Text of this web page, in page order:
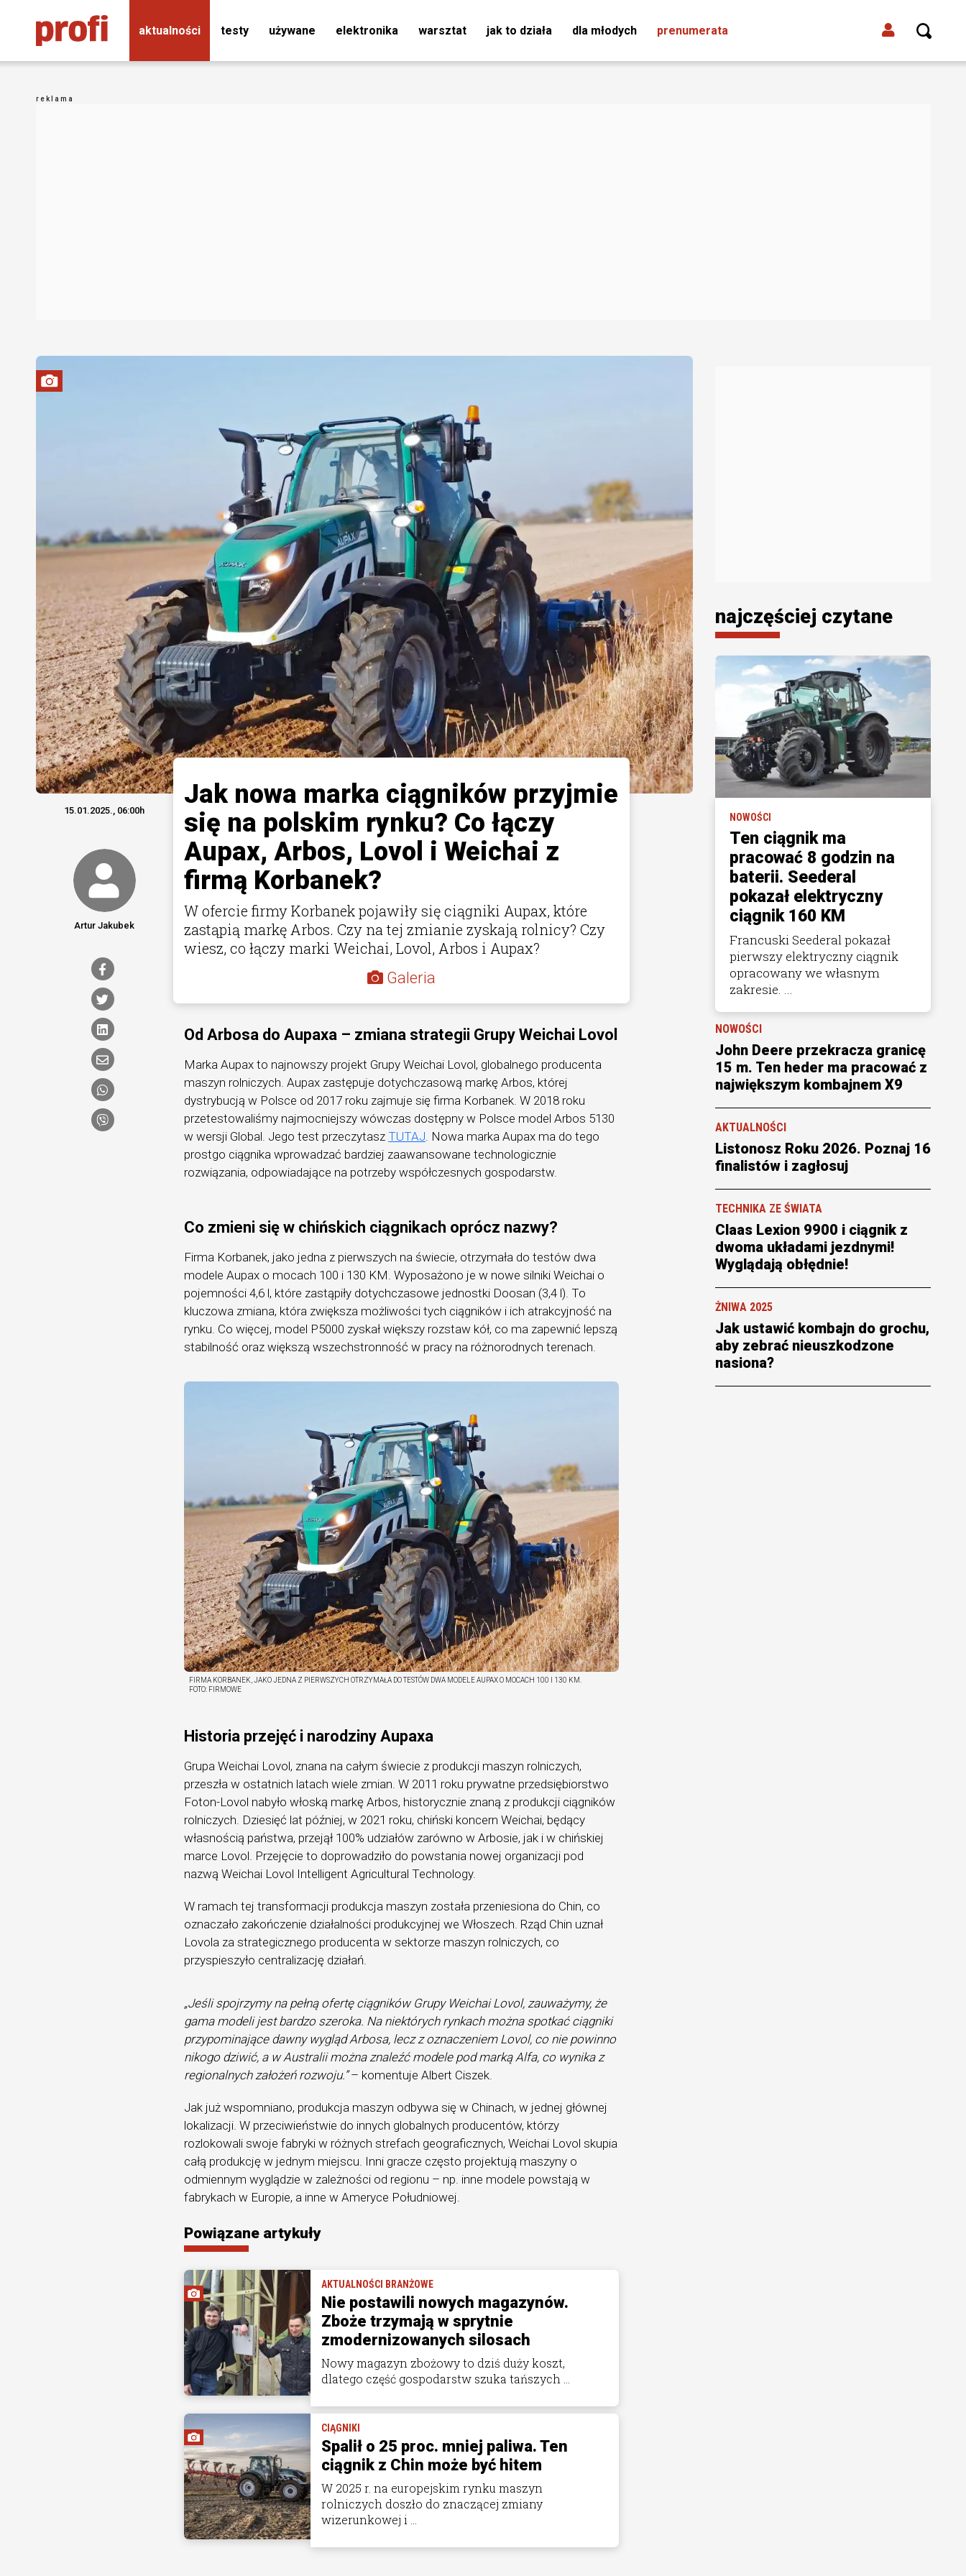
aktualności testy używane elektronika warsztat jak to działa dla młodych prenumerata
Jak nowa marka ciągników przyjmie
się na polskim rynku? Co łączy
Aupax, Arbos, Lovol i Weichai z
firmą Korbanek?
W ofercie firmy Korbanek pojawiły się ciągniki Aupax, które
zastąpią markę Arbos. Czy na tej zmianie zyskają rolnicy? Czy
wiesz, co łączy marki Weichai, Lovol, Arbos i Aupax?
Galeria
15.01.2025., 06:00h
Artur Jakubek
Od Arbosa do Aupaxa – zmiana strategii Grupy Weichai Lovol
Marka Aupax to najnowszy projekt Grupy Weichai Lovol, globalnego producenta
maszyn rolniczych. Aupax zastępuje dotychczasową markę Arbos, której
dystrybucją w Polsce od 2017 roku zajmuje się firma Korbanek. W 2018 roku
przetestowaliśmy najmocniejszy wówczas dostępny w Polsce model Arbos 5130
w wersji Global. Jego test przeczytaszTUTAJ. Nowa marka Aupax ma do tego
prostgo ciągnika wprowadzać bardziej zaawansowane technologicznie
rozwiązania, odpowiadające na potrzeby współczesnych gospodarstw.
Co zmieni się w chińskich ciągnikach oprócz nazwy?
Firma Korbanek, jako jedna z pierwszych na świecie, otrzymała do testów dwa
modele Aupax o mocach 100 i 130 KM. Wyposażono je w nowe silniki Weichai o
pojemności 4,6 l, które zastąpiły dotychczasowe jednostki Doosan (3,4 l). To
kluczowa zmiana, która zwiększa możliwości tych ciągników i ich atrakcyjność na
rynku. Co więcej, model P5000 zyskał większy rozstaw kół, co ma zapewnić lepszą
stabilność oraz większą wszechstronność w pracy na różnorodnych terenach.
FIRMA KORBANEK, JAKO JEDNA Z PIERWSZYCH OTRZYMAŁA DO TESTÓW DWA MODELE AUPAX O MOCACH 100 I 130 KM.
FOTO: FIRMOWE
Historia przejęć i narodziny Aupaxa
Grupa Weichai Lovol, znana na całym świecie z produkcji maszyn rolniczych,
przeszła w ostatnich latach wiele zmian. W 2011 roku prywatne przedsiębiorstwo
Foton-Lovol nabyło włoską markę Arbos, historycznie znaną z produkcji ciągników
rolniczych. Dziesięć lat później, w 2021 roku, chiński koncern Weichai, będący
własnością państwa, przejął 100% udziałów zarówno w Arbosie, jak i w chińskiej
marce Lovol. Przejęcie to doprowadziło do powstania nowej organizacji pod
nazwą Weichai Lovol Intelligent Agricultural Technology.
W ramach tej transformacji produkcja maszyn została przeniesiona do Chin, co
oznaczało zakończenie działalności produkcyjnej we Włoszech. Rząd Chin uznał
Lovola za strategicznego producenta w sektorze maszyn rolniczych, co
przyspieszyło centralizację działań.
„Jeśli spojrzymy na pełną ofertę ciągników Grupy Weichai Lovol, zauważymy, że
gama modeli jest bardzo szeroka. Na niektórych rynkach można spotkać ciągniki
przypominające dawny wygląd Arbosa, lecz z oznaczeniem Lovol, co nie powinno
nikogo dziwić, a w Australii można znaleźć modele pod marką Alfa, co wynika z
regionalnych założeń rozwoju.”– komentuje Albert Ciszek.
Jak już wspomniano, produkcja maszyn odbywa się w Chinach, w jednej głównej
lokalizacji. W przeciwieństwie do innych globalnych producentów, którzy
rozlokowali swoje fabryki w różnych strefach geograficznych, Weichai Lovol skupia
całą produkcję w jednym miejscu. Inni gracze często projektują maszyny o
odmiennym wyglądzie w zależności od regionu – np. inne modele powstają w
fabrykach w Europie, a inne w Ameryce Południowej.
Powiązane artykuły
AKTUALNOŚCI BRANŻOWE
Nie postawili nowych magazynów.
Zboże trzymają w sprytnie
zmodernizowanych silosach
Nowy magazyn zbożowy to dziś duży koszt,
dlatego część gospodarstw szuka tańszych ...
CIĄGNIKI
Spalił o 25 proc. mniej paliwa. Ten
ciągnik z Chin może być hitem
W 2025 r. na europejskim rynku maszyn
rolniczych doszło do znaczącej zmiany
wizerunkowej i ...
najczęściej czytane
NOWOŚCI
Ten ciągnik ma
pracować 8 godzin na
baterii. Seederal
pokazał elektryczny
ciągnik 160 KM
Francuski Seederal pokazał
pierwszy elektryczny ciągnik
opracowany we własnym
zakresie. ...
NOWOŚCI
John Deere przekracza granicę
15 m. Ten heder ma pracować z
największym kombajnem X9
AKTUALNOŚCI
Listonosz Roku 2026. Poznaj 16
finalistów i zagłosuj
TECHNIKA ZE ŚWIATA
Claas Lexion 9900 i ciągnik z
dwoma układami jezdnymi!
Wyglądają obłędnie!
ŻNIWA 2025
Jak ustawić kombajn do grochu,
aby zebrać nieuszkodzone
nasiona?